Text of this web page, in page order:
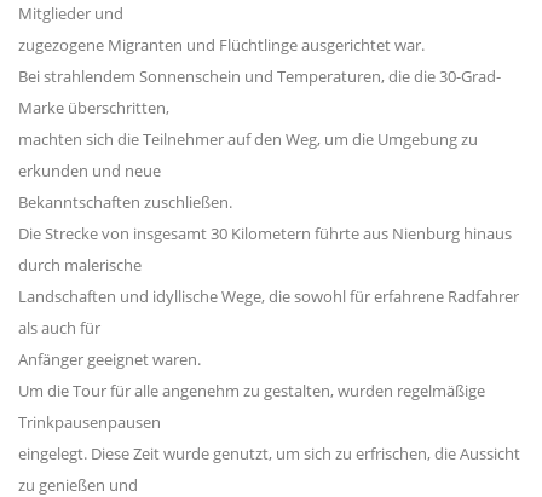
Mitglieder und
zugezogene Migranten und Flüchtlinge ausgerichtet war.
Bei strahlendem Sonnenschein und Temperaturen, die die 30-Grad-
Marke überschritten,
machten sich die Teilnehmer auf den Weg, um die Umgebung zu
erkunden und neue
Bekanntschaften zuschließen.
Die Strecke von insgesamt 30 Kilometern führte aus Nienburg hinaus
durch malerische
Landschaften und idyllische Wege, die sowohl für erfahrene Radfahrer
als auch für
Anfänger geeignet waren.
Um die Tour für alle angenehm zu gestalten, wurden regelmäßige
Trinkpausenpausen
eingelegt. Diese Zeit wurde genutzt, um sich zu erfrischen, die Aussicht
zu genießen und